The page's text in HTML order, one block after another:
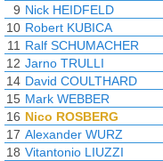
9 Nick HEIDFELD
10 Robert KUBICA
11 Ralf SCHUMACHER
12 Jarno TRULLI
14 David COULTHARD
15 Mark WEBBER
16 Nico ROSBERG
17 Alexander WURZ
18 Vitantonio LIUZZI